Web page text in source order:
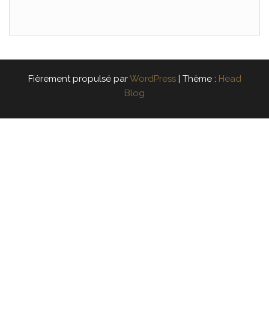
Fièrement propulsé parWordPress Thème : Head
Blog